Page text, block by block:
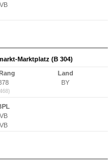
VB
Marktplatz (B 304)
Land
BY
VB
VB